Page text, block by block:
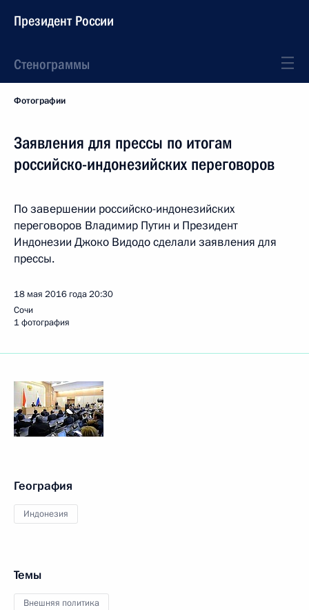
Президент России
Стенограммы
Фотографии
Заявления для прессы по итогам
российско-индонезийских переговоров
По завершении российско-индонезийских
переговоров Владимир Путин и Президент
Индонезии Джоко Видодо сделали заявления для
прессы.
18 мая 2016 года20:30
Сочи
1 фотография
География
Индонезия
Темы
Внешняя политика